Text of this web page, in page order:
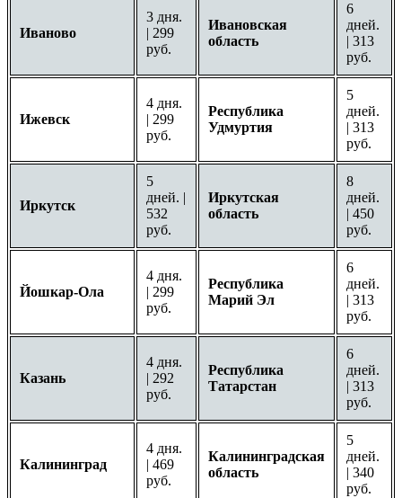
Иваново
3 дня.
| 299
руб.
Ивановская
область
6
дней.
| 313
руб.
Ижевск
4 дня.
| 299
руб.
Республика
Удмуртия
5
дней.
| 313
руб.
Иркутск
5
дней. |
532
руб.
Иркутская
область
8
дней.
| 450
руб.
Йошкар-Ола
4 дня.
| 299
руб.
Республика
Марий Эл
6
дней.
| 313
руб.
Казань
4 дня.
| 292
руб.
Республика
Татарстан
6
дней.
| 313
руб.
Калининград
4 дня.
| 469
руб.
Калининградская
область
5
дней.
| 340
руб.